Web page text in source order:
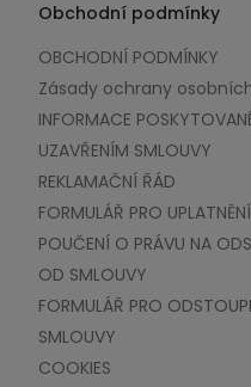
Obchodní podmínky
OBCHODNÍ PODMÍNKY
Zásady ochrany
INFORMACE
UZAVŘENÍM SMLOUVY
REKLAMAČNÍ ŘÁD
FORMULÁŘ PRO
POUČENÍ O PRÁVU NA
OD SMLOUVY
FORMULÁŘ PRO
SMLOUVY
COOKIES